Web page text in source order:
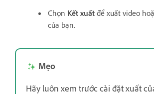
Chọn Kết xuất để xuất video
của bạn.
Mẹo
Hãy luôn xem trước cài đặt xuất